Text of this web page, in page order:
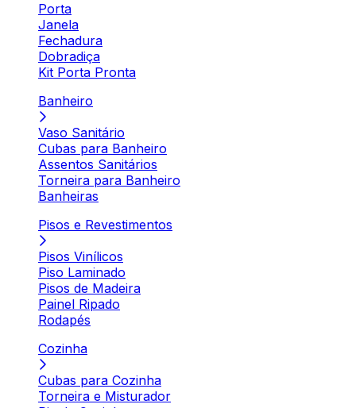
Porta
Janela
Fechadura
Dobradiça
Kit Porta Pronta
Banheiro
Vaso Sanitário
Cubas para Banheiro
Assentos Sanitários
Torneira para Banheiro
Banheiras
Pisos e Revestimentos
Pisos Vinílicos
Piso Laminado
Pisos de Madeira
Painel Ripado
Rodapés
Cozinha
Cubas para Cozinha
Torneira e Misturador